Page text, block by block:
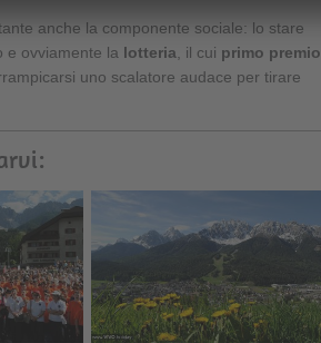
anche la componente sociale: lo stare
e ovviamente la lotteria , il cui primo premio
uno scalatore audace per tirare